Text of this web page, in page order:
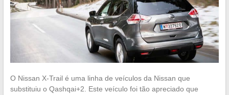
O Nissan X-Trail é uma linha de veículos da Nissan que
substituiu o Qashqai+2. Este veículo foi tão apreciado que